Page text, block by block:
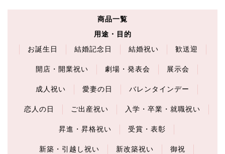
商品一覧
用途・目的
お誕生日
結婚記念日 結婚祝い 歓送迎
開店・開業祝い 劇場・発表会 展示会
成人祝い 愛妻の日 バレンタインデー
恋人の日 ご出産祝い 入学・卒業・就職祝い
昇進・昇格祝い 受賞・表彰
新築・引越し祝い 新改築祝い 御祝